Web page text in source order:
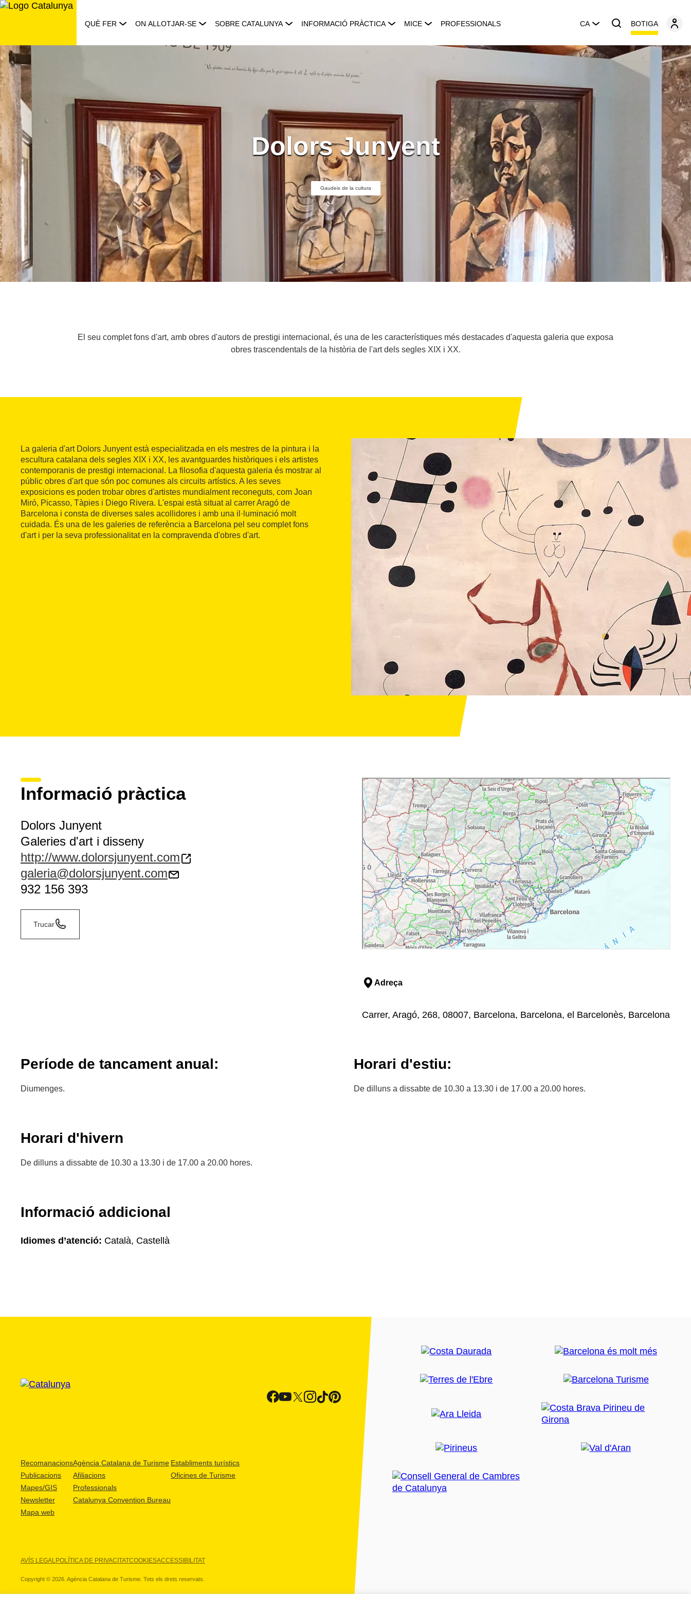
Saltar
QUÈ FER ON ALLOTJAR-SE SOBRE CATALUNYA INFORMACIÓ PRÀCTICA MICE PROFESSIONALS CA BOTIGA
Dolors Junyent
Gaudeix de la cultura
El seu complet fons d'art, amb obres d'autors de prestigi internacional, és una de les característiques més destacades d'aquesta galeria que exposa
obres trascendentals de la història de l'art dels segles XIX i XX.
La galeria d'art Dolors Junyent està especialitzada en els mestres de la pintura i la
escultura catalana dels segles XIX i XX, les avantguardes històriques i els artistes
contemporanis de prestigi internacional. La filosofia d'aquesta galeria és mostrar al
públic obres d'art que són poc comunes als circuits artístics. A les seves
exposicions es poden trobar obres d'artistes mundialment reconeguts, com Joan
Miró, Picasso, Tàpies i Diego Rivera. L'espai està situat al carrer Aragó de
Barcelona i consta de diverses sales acollidores i amb una il·luminació molt
cuidada. És una de les galeries de referència a Barcelona pel seu complet fons
d'art i per la seva professionalitat en la compravenda d'obres d'art.
Informació pràctica
Dolors Junyent
Galeries d'art i disseny
http://www.dolorsjunyent.com
galeria@dolorsjunyent.com
932 156 393
Trucar
Adreça
Carrer, Aragó, 268, 08007, Barcelona, Barcelona, el Barcelonès, Barcelona
Període de tancament anual:
Diumenges.
Horari d'estiu:
De dilluns a dissabte de 10.30 a 13.30 i de 17.00 a 20.00 hores.
Horari d'hivern
De dilluns a dissabte de 10.30 a 13.30 i de 17.00 a 20.00 hores.
Informació addicional
Idiomes d’atenció: Català, Castellà
Recomanacions
Publicacions
Mapes/GIS
Newsletter
Mapa web
Agència Catalana de Turisme
Afiliacions
Professionals
Catalunya Convention Bureau
Establiments turístics
Oficines de Turisme
AVÍS LEGALPOLÍTICA DE PRIVACITATCOOKIESACCESSIBILITAT
Copyright © 2026. Agència Catalana de Turisme. Tots els drets reservats.